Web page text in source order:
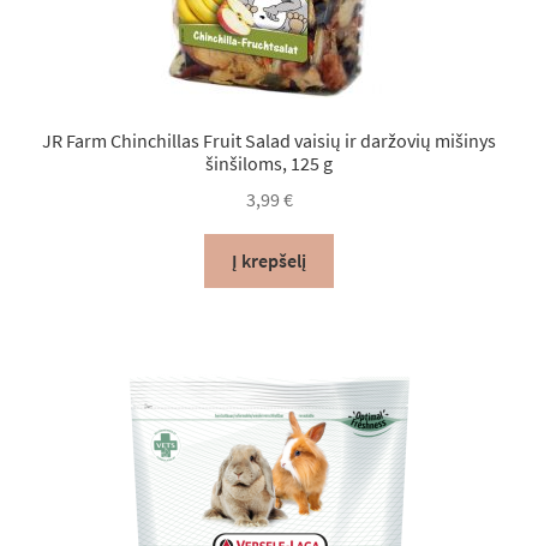
JR Farm Chinchillas Fruit Salad vaisių ir daržovių mišinys
šinšiloms, 125 g
3,99 €
Į krepšelį